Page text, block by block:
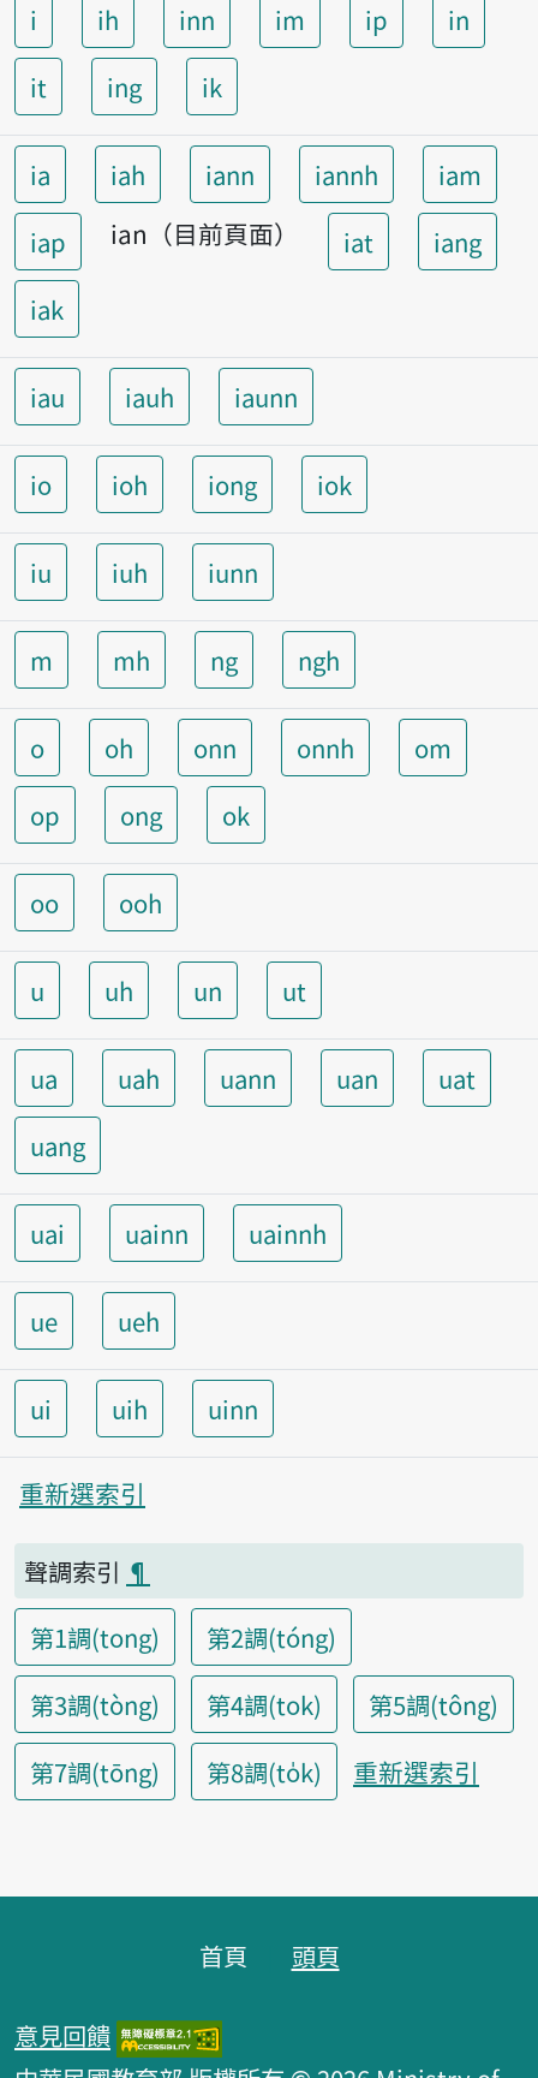
i ih inn im ip
in
it
ing ik
ia iah iann iannh
iam
iap
ian（目前頁面） iat
iang
iak
iau iauh iaunn
io ioh iong iok
iu iuh iunn
m mh ng ngh
o oh onn onnh
om
op
ong ok
oo ooh
u uh un ut
ua uah uann uan
uat
uang
uai uainn uainnh
ue ueh
ui uih uinn
重新選索引
聲調索引 ¶
第1調(tong)
第2調(tóng)
第3調(tòng)
第4調(tok)
第5調(tông)
第7調(tōng)
第8調(to̍k) 重新選索引
首頁 頭頁
意見回饋